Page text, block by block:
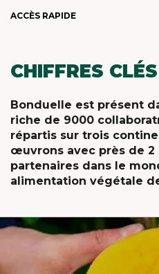
ACCÈS RAPIDE
CHIFFRES CLÉS
Bonduelle est présent
riche de 9000
répartis sur trois
œuvrons avec près de
partenaires dans le
alimentation végétale